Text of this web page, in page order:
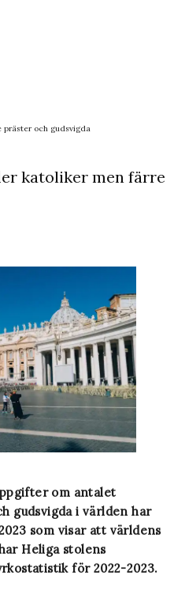
och gudsvigda
katoliker men färre
om antalet
gudsvigda i världen har
som visar att världens
Heliga stolens
för 2022-2023.